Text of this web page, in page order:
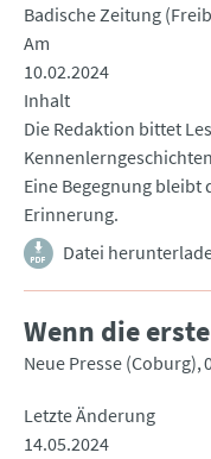
Badische Zeitung
Am
10.02.2024
Inhalt
Die Redaktion bittet
Eine Begegnung
Erinnerung.
Datei
Wenn die
Neue Presse (Coburg)
Letzte Änderung
14.05.2024